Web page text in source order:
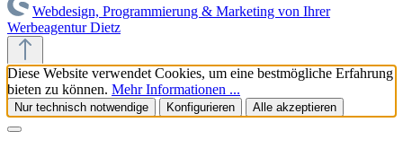
Webdesign, Programmierung & Marketing von Ihrer
Werbeagentur Dietz
Diese Website verwendet Cookies, um eine bestmögliche Erfahrung
bieten zu können. Mehr Informationen ...
Nur technisch notwendige Konfigurieren Alle akzeptieren